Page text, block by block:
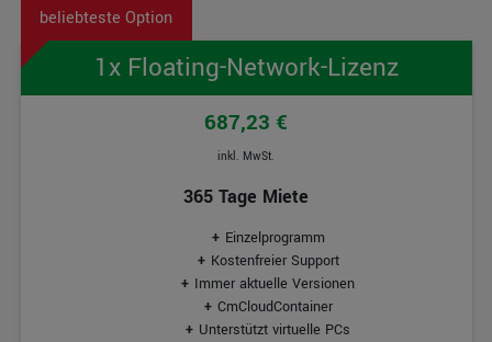
1x Floating-Network-Lizenz
687,23 €
inkl. MwSt.
365 Tage Miete
Einzelprogramm
Kostenfreier Support
Immer aktuelle Versionen
CmCloudContainer
Unterstützt virtuelle PCs